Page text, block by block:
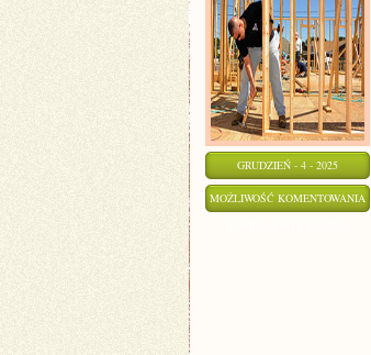
GRUDZIEŃ - 4 - 2025
MOŻLIWOŚĆ KOMENTOWANIA